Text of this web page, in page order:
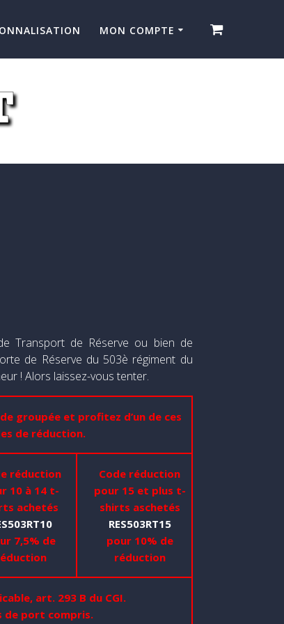
MON COMPTE
Transport de Réserve ou bien de
de Réserve du 503è régiment du
! Alors laissez-vous tenter.
groupéeet profitez d’un de ces
de réduction.
réduction
10 à 14 t-
achetés
7,5% de
Code réduction
pour 15 et plus t-
shirts aschetés
RES503RT15
pour 10% de
réduction
art. 293 B du CGI.
de port compris.